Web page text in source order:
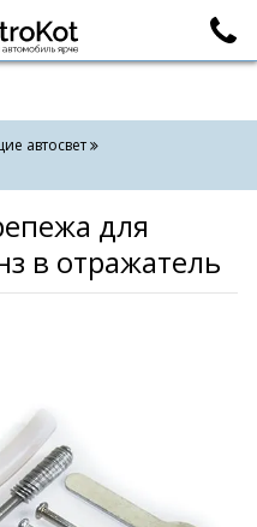
автосвет
для
в отражатель